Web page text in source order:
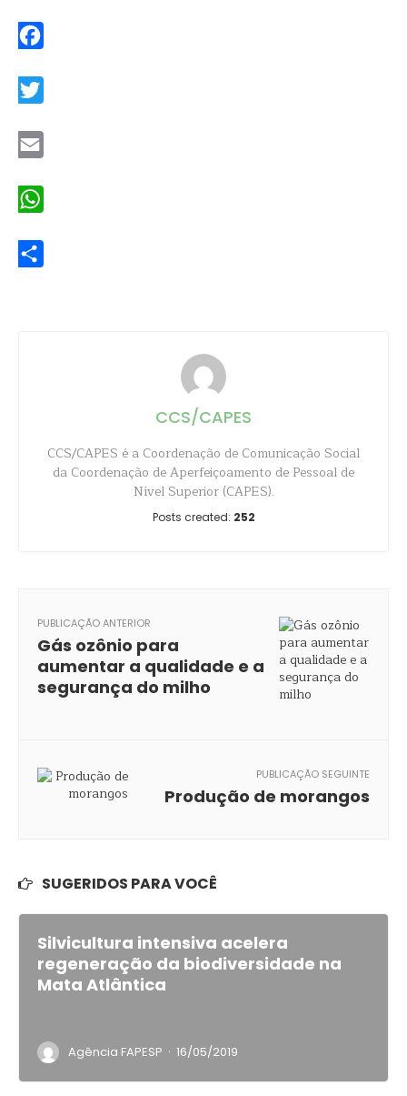
CCS/CAPES
CCS/CAPES é a Coordenação de Comunicação Social
da Coordenação de Aperfeiçoamento de Pessoal de
Nível Superior (CAPES).
Posts created: 252
PUBLICAÇÃO ANTERIOR
Gás ozônio para
aumentar a qualidade e a
segurança do milho
PUBLICAÇÃO SEGUINTE
Produção de morangos
SUGERIDOS PARA VOCÊ
Silvicultura intensiva acelera
regeneração da biodiversidade na
Mata Atlântica
Agência FAPESP · 16/05/2019